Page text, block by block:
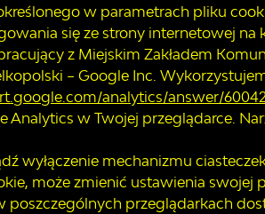
w parametrach pliku
się ze strony internetowej na
z Miejskim Zakładem
– Google Inc.
analytics/answer/
w Twojej przeglądarce.
wyłączenie mechanizmu
może zmienić ustawienia swojej
przeglądarkach